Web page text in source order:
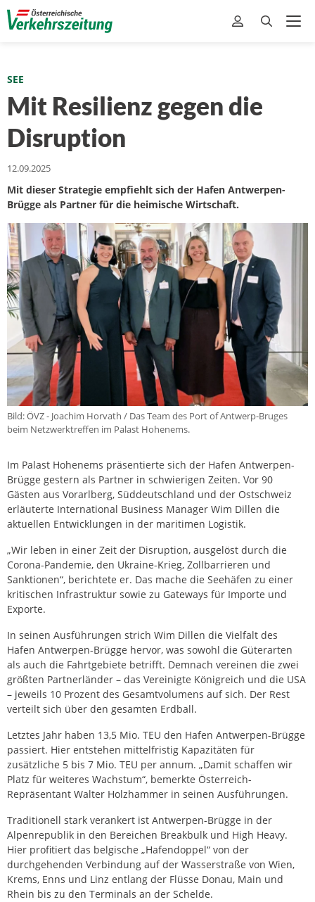
SEE
Mit Resilienz gegen die
Disruption
12.09.2025
Mit dieser Strategie empfiehlt sich der Hafen Antwerpen-
Brügge als Partner für die heimische Wirtschaft.
Bild: ÖVZ - Joachim Horvath / Das Team des Port of Antwerp-Bruges
beim Netzwerktreffen im Palast Hohenems.
Im Palast Hohenems präsentierte sich der Hafen Antwerpen-
Brügge gestern als Partner in schwierigen Zeiten. Vor 90
Gästen aus Vorarlberg, Süddeutschland und der Ostschweiz
erläuterte International Business Manager Wim Dillen die
aktuellen Entwicklungen in der maritimen Logistik.
„Wir leben in einer Zeit der Disruption, ausgelöst durch die
Corona-Pandemie, den Ukraine-Krieg, Zollbarrieren und
Sanktionen“, berichtete er. Das mache die Seehäfen zu einer
kritischen Infrastruktur sowie zu Gateways für Importe und
Exporte.
In seinen Ausführungen strich Wim Dillen die Vielfalt des
Hafen Antwerpen-Brügge hervor, was sowohl die Güterarten
als auch die Fahrtgebiete betrifft. Demnach vereinen die zwei
größten Partnerländer – das Vereinigte Königreich und die USA
– jeweils 10 Prozent des Gesamtvolumens auf sich. Der Rest
verteilt sich über den gesamten Erdball.
Letztes Jahr haben 13,5 Mio. TEU den Hafen Antwerpen-Brügge
passiert. Hier entstehen mittelfristig Kapazitäten für
zusätzliche 5 bis 7 Mio. TEU per annum. „Damit schaffen wir
Platz für weiteres Wachstum“, bemerkte Österreich-
Repräsentant Walter Holzhammer in seinen Ausführungen.
Traditionell stark verankert ist Antwerpen-Brügge in der
Alpenrepublik in den Bereichen Breakbulk und High Heavy.
Hier profitiert das belgische „Hafendoppel“ von der
durchgehenden Verbindung auf der Wasserstraße von Wien,
Krems, Enns und Linz entlang der Flüsse Donau, Main und
Rhein bis zu den Terminals an der Schelde.